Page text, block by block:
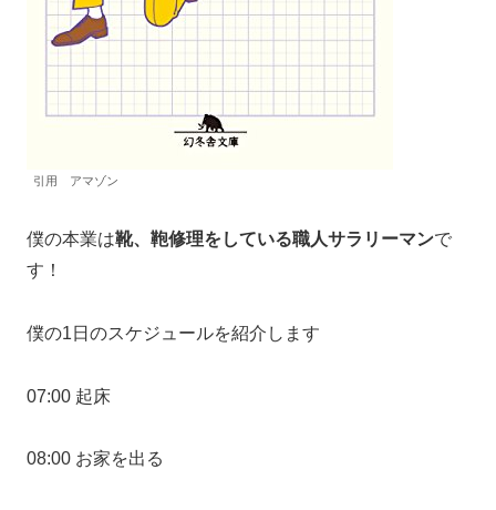
引用 アマゾン
僕の本業は靴、鞄修理をしている職人サラリーマンで
す！
僕の1日のスケジュールを紹介します
07:00 起床
08:00 お家を出る